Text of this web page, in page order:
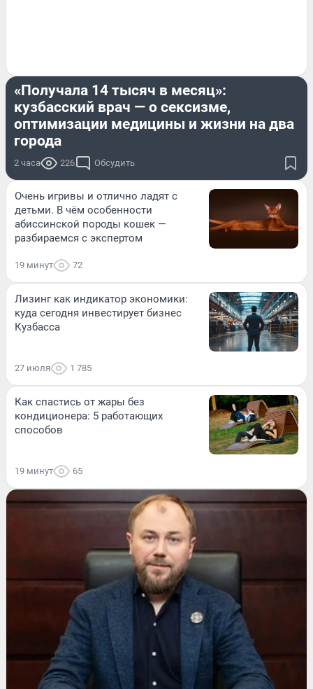
«Получала 14 тысяч в месяц»:
кузбасский врач — о сексизме,
оптимизации медицины и жизни на два
города
2 часа 226 Обсудить
Очень игривы и отлично ладят с
детьми. В чём особенности
абиссинской породы кошек —
разбираемся с экспертом
19 минут 72
Лизинг как индикатор экономики:
куда сегодня инвестирует бизнес
Кузбасса
27 июля 1 785
Как спастись от жары без
кондиционера: 5 работающих
способов
19 минут 65